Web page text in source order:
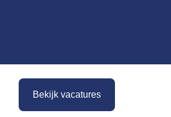
Bekijk vacatures